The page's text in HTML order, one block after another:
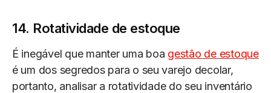
14. Rotatividade de estoque
É inegável que manter uma boa gestão de estoque
é um dos segredos para o seu varejo decolar,
portanto, analisar a rotatividade do seu inventário